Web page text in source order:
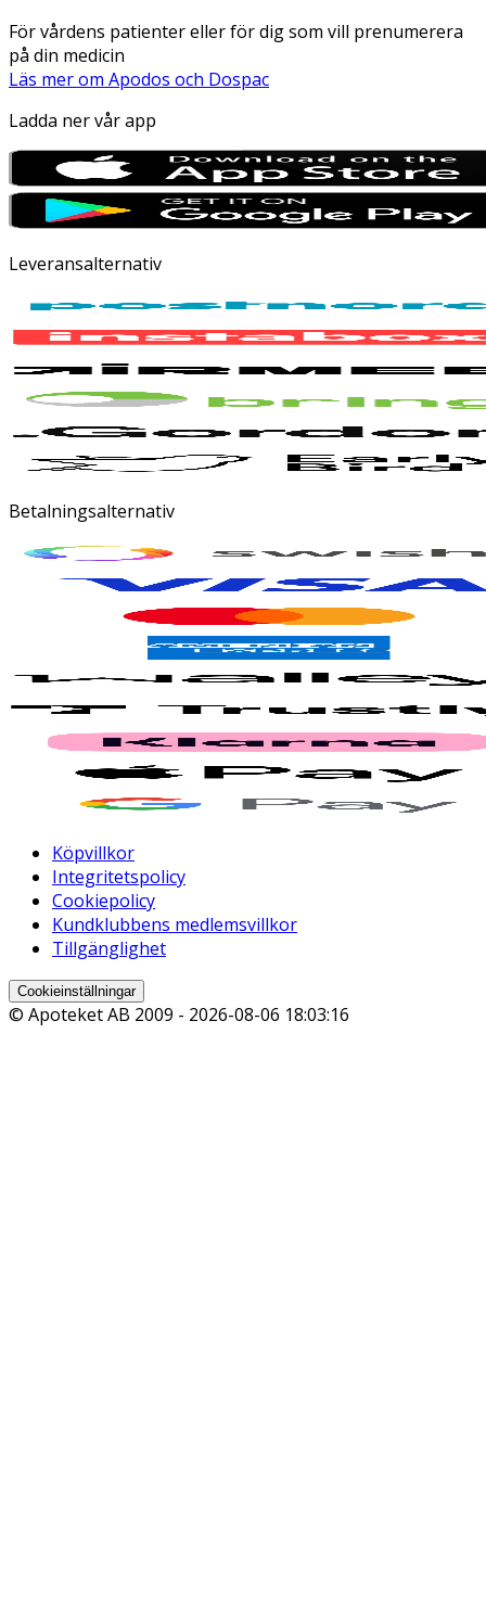
För vårdens patienter eller för dig som vill prenumerera
på din medicin
Läs mer om Apodos och Dospac
Ladda ner vår app
Leveransalternativ
Betalningsalternativ
Köpvillkor
Integritetspolicy
Cookiepolicy
Kundklubbens medlemsvillkor
Tillgänglighet
Cookieinställningar
© Apoteket AB 2009 - 2026-08-06 18:03:16